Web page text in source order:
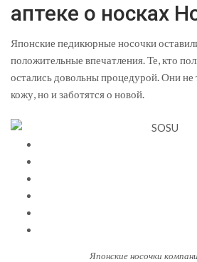
аптеке о носках
Японские педикюрные носочки
положительные впечатления. Те, кто
остались довольны процедурой. Они не
кожу, но и заботятся о новой.
Японские носочки